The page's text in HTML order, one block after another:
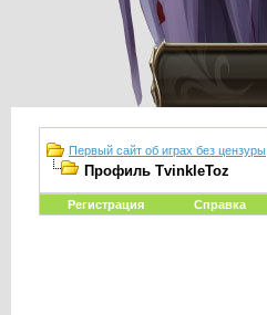
Первый сайт об играх без цензуры
Профиль TvinkleToz
Регистрация Справка